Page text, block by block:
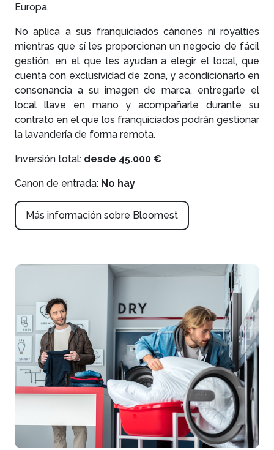
Europa.
No aplica a sus franquiciados cánones ni royalties
mientras que sí les proporcionan un negocio de fácil
gestión, en el que les ayudan a elegir el local, que
cuenta con exclusividad de zona, y acondicionarlo en
consonancia a su imagen de marca, entregarle el
local llave en mano y acompañarle durante su
contrato en el que los franquiciados podrán gestionar
la lavandería de forma remota.
Inversión total: desde 45.000 €
Canon de entrada: No hay
Más información sobre Bloomest